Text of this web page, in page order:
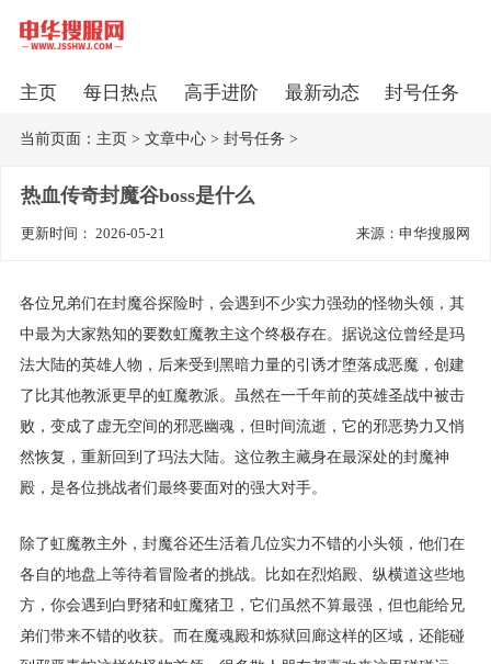
主页 每日热点 高手进阶 最新动态 封号任务
当前页面： 主页> 文章中心> 封号任务 >
热血传奇封魔谷boss是什么
更新时间： 2026-05-21 来源：申华搜服网
各位兄弟们在封魔谷探险时，会遇到不少实力强劲的怪物头领，其
中最为大家熟知的要数虹魔教主这个终极存在。据说这位曾经是玛
法大陆的英雄人物，后来受到黑暗力量的引诱才堕落成恶魔，创建
了比其他教派更早的虹魔教派。虽然在一千年前的英雄圣战中被击
败，变成了虚无空间的邪恶幽魂，但时间流逝，它的邪恶势力又悄
然恢复，重新回到了玛法大陆。这位教主藏身在最深处的封魔神
殿，是各位挑战者们最终要面对的强大对手。
除了虹魔教主外，封魔谷还生活着几位实力不错的小头领，他们在
各自的地盘上等待着冒险者的挑战。比如在烈焰殿、纵横道这些地
方，你会遇到白野猪和虹魔猪卫，它们虽然不算最强，但也能给兄
弟们带来不错的收获。而在魔魂殿和炼狱回廊这样的区域，还能碰